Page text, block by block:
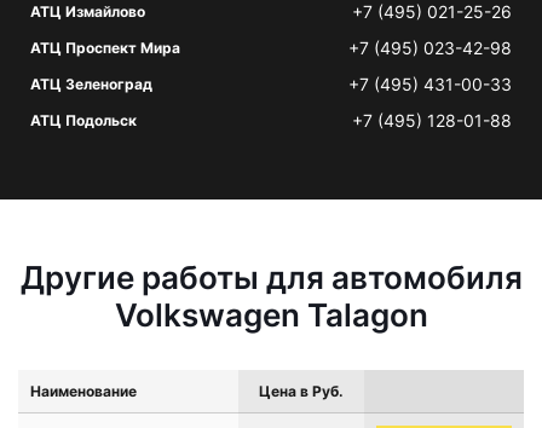
АТЦ Измайлово +7 (495) 021-25-26
АТЦ Проспект Мира +7 (495) 023-42-98
АТЦ Зеленоград +7 (495) 431-00-33
АТЦ Подольск +7 (495) 128-01-88
Другие работы для автомобиля
Volkswagen Talagon
Наименование Цена в Руб.